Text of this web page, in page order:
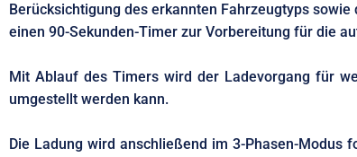
Berücksichtigung des erkannten Fahrzeugtyps
einen 90-Sekunden-Timer zur Vorbereitung für die
Mit Ablauf des Timers wird der Ladevorgang für
umgestellt werden kann.
Die Ladung wird anschließend im 3-Phasen-Modus